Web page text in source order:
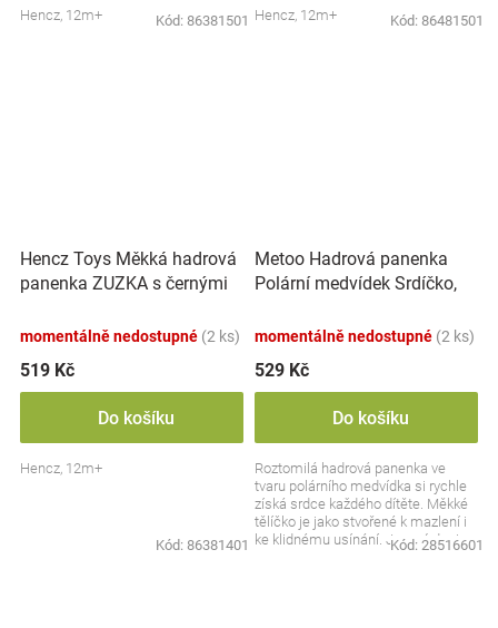
Hencz, 12m+ Kód: 86381501 Hencz, 12m+ Kód: 86481501
Hencz Toys Měkká hadrová
panenka ZUZKA s černými
momentálně nedostupné (2 ks)
519 Kč
Do košíku
Hencz, 12m+
Kód: 86381401
Metoo Hadrová panenka
Polární medvídek Srdíčko,
momentálně nedostupné (2 ks)
529 Kč
Do košíku
Roztomilá hadrová panenka ve
tvaru polárního medvídka si rychle
získá srdce každého dítěte. Měkké
tělíčko je jako stvořené k mazlení i
ke klidnému usínání. Jemný design
Kód: 28516601